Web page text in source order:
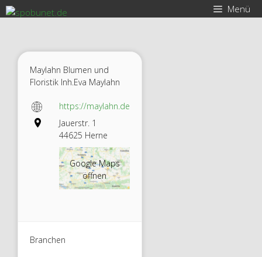
Zum
Inhalt
Menü
Maylahn Blumen und
Floristik Inh.Eva Maylahn
https://maylahn.de
Jauerstr. 1
44625 Herne
Google Maps
öffnen
Branchen